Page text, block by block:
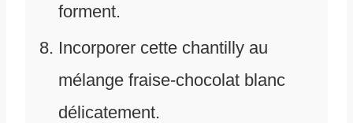
forment.
Incorporer cette chantilly au
mélange fraise-chocolat blanc
délicatement.